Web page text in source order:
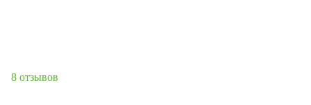
8 отзывов